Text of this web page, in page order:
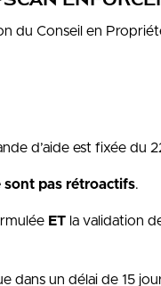
du Conseil en
d’aide est fixée du
sont pas rétroactifs.
ET la validation
dans un délai de 15